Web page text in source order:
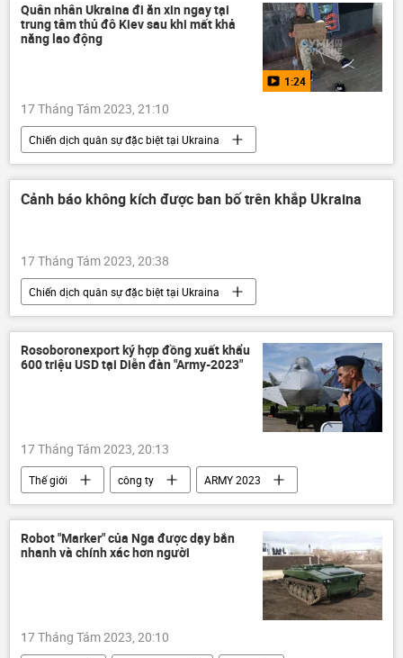
Quân nhân Ukraina đi ăn xin ngay tại
trung tâm thủ đô Kiev sau khi mất khả
năng lao động
1:24
17 Tháng Tám 2023, 21:10
Chiến dịch quân sự đặc biệt tại Ukraina
Video từ Ukraina
Ukraina
Cuộc khủng hoảng ở Ukraina
Nga
Cảnh báo không kích được ban bố trên khắp Ukraina
17 Tháng Tám 2023, 20:38
Chiến dịch quân sự đặc biệt tại Ukraina
Cuộc khủng hoảng ở Ukraina
xung đột quân sự
Quân sự
Thế giới
Ukraina
Rosoboronexport ký hợp đồng xuất khẩu
600 triệu USD tại Diễn đàn "Army-2023"
17 Tháng Tám 2023, 20:13
Thế giới công ty
ARMY 2023
Rosoboronexport
sản xuất
Nga
hợp tác quân sự-kỹ thuật
Robot "Marker" của Nga được dạy bắn
nhanh và chính xác hơn người
17 Tháng Tám 2023, 20:10